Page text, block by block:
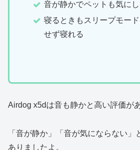
音が静かでペットも気に
寝るときもスリープモー
せず寝れる
Airdog x5dは音も静かと高い評価が
「音が静か」「音が気にならない」
ありましたよ。